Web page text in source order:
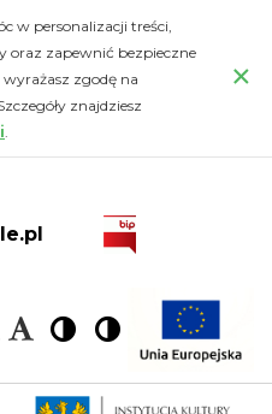
w personalizacji treści,
oraz zapewnić bezpieczne
zgodę na
znajdziesz
.
×
Czcionka
Czcionka
Wysoki
kontrast
Wysoki
kontrast